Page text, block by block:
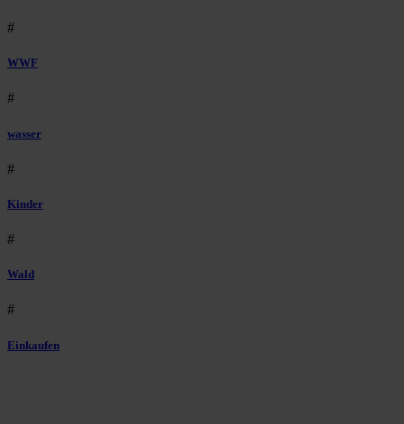
#
WWF
#
wasser
#
Kinder
#
Wald
#
Einkaufen